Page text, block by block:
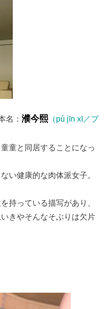
名：濮今熙 （pú jīn xī／プ
童と同居することになっ
い健康的な肉体派女子。
持っている描写があり、
きやそんなそぶりは欠片